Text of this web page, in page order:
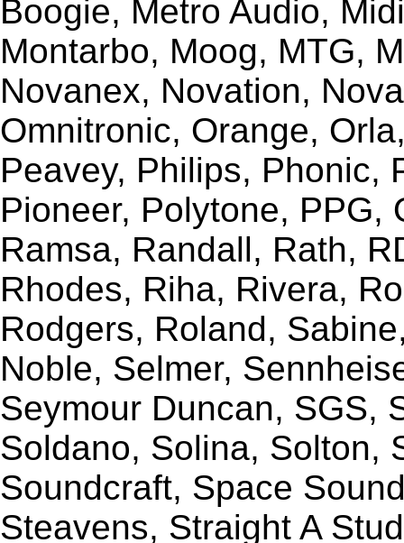
Boogie, Metro Audio,
Montarbo, Moog, MTG,
Novanex, Novation,
Omnitronic, Orange,
Peavey, Philips, Phonic,
Pioneer, Polytone, PPG,
Ramsa, Randall, Rath,
Rhodes, Riha, Rivera,
Rodgers, Roland,
Noble, Selmer,
Seymour Duncan, SGS,
Soldano, Solina, Solton,
Soundcraft, Space
Steavens, Straight A